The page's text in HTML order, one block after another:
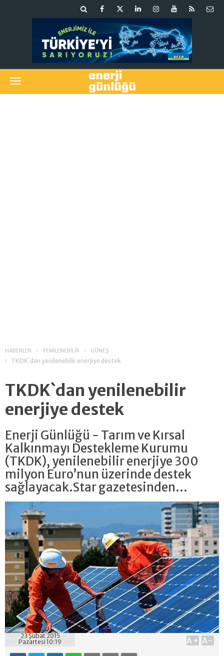
HABERLER YENİLENEBİLİR GÜNEŞ
TKDK`dan yenilenebilir enerjiye destek
TKDK`dan yenilenebilir
enerjiye destek
Enerji Günlüğü - Tarım ve Kırsal
Kalkınmayı Destekleme Kurumu
(TKDK), yenilenebilir enerjiye 300
milyon Euro’nun üzerinde destek
sağlayacak.Star gazetesinden...
23 Şubat 2015
Pazartesi 10:19
A+ A-